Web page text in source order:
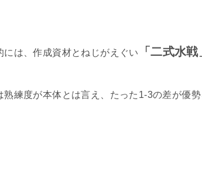
には、作成資材とねじがえぐい 「二式水
熟練度が本体とは言え、たった1-3の差が優